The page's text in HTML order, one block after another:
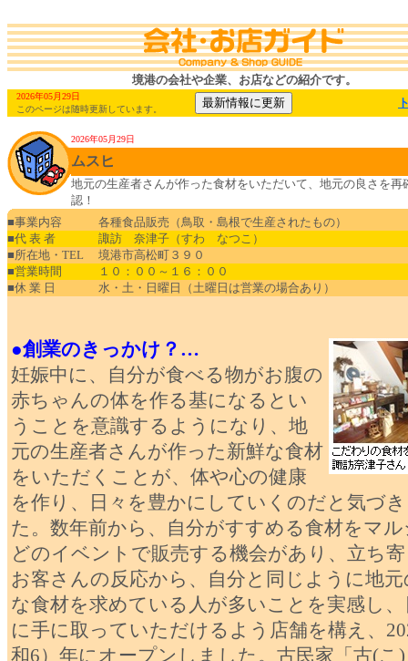
境港の会社や企業、お店などの紹介です。
2026年05月29日
このページは随時更新しています。
2026年05月29日
ムスヒ
地元の生産者さんが作った食材をいただいて、地元の良さを再
認！
■事業内容
各種食品販売（鳥取・島根で生産されたもの）
■代 表 者
諏訪 奈津子（すわ なつこ）
■所在地・TEL
境港市高松町３９０
■営業時間
１０：００～１６：００
■休 業 日
水・土・日曜日（土曜日は営業の場合あり）
●創業のきっかけ？…
妊娠中に、自分が食べる物がお腹の
赤ちゃんの体を作る基になるとい
うことを意識するようになり、地
元の生産者さんが作った新鮮な食材
をいただくことが、体や心の健康
を作り、日々を豊かにしていくのだと気づ
た。数年前から、自分がすすめる食材をマ
どのイベントで販売する機会があり、立ち
お客さんの反応から、自分と同じように地元
な食材を求めている人が多いことを実感し、
に手に取っていただけるよう店舗を構え、
和6）年にオープンしました。古民家「古(こ